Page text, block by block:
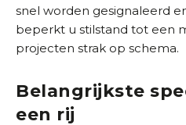
snel worden gesignaleerd
beperkt u stilstand tot een
projecten strak op schema.
Belangrijkste
een rij